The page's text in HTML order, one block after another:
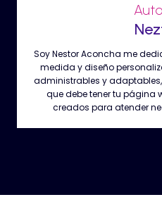
Soy Nestor Aconcha me
medida y diseño
administrables y
que debe tener tu página
creados para atender